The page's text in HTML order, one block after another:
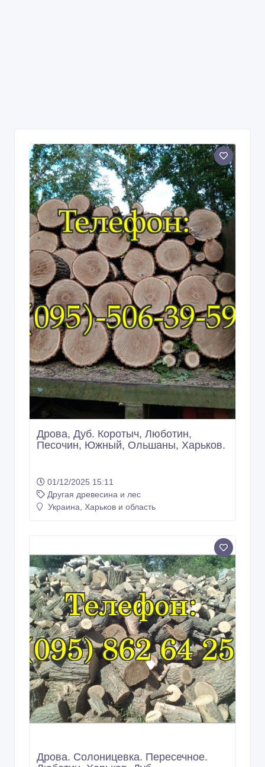
Дрова, Дуб. Коротыч, Люботин,
Песочин, Южный, Ольшаны, Харьков.
01/12/2025 15:11
Другая древесина и лес
Украина, Харьков и область
Дрова. Солоницевка. Пересечное.